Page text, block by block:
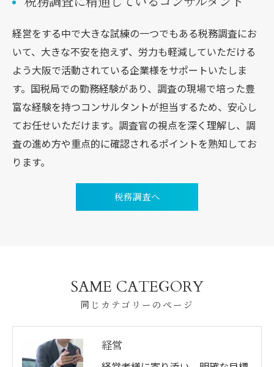
経営をする中で大きな試練の一つでもある税務調査にお
いて、大きな不安を抱えず、労力も軽減していただける
よう大阪で活動されている企業様をサポートいたしま
す。国税局での勤務経験があり、調査の現場で培った豊
富な経験を持つコンサルタントが担当するため、安心し
てお任せいただけます。調査官の視点を深く理解し、調
査の進め方や重点的に確認されるポイントを熟知してお
ります。
税務調査へ
同じカテゴリーのページ
SAME CATEGORY
経営